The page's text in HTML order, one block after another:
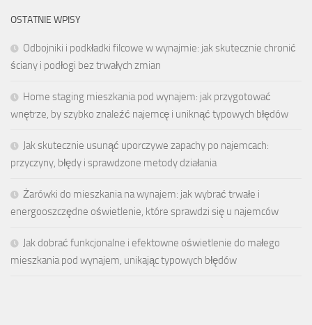
OSTATNIE WPISY
Odbojniki i podkładki filcowe w wynajmie: jak skutecznie chronić
ściany i podłogi bez trwałych zmian
Home staging mieszkania pod wynajem: jak przygotować
wnętrze, by szybko znaleźć najemcę i uniknąć typowych błędów
Jak skutecznie usunąć uporczywe zapachy po najemcach:
przyczyny, błędy i sprawdzone metody działania
Żarówki do mieszkania na wynajem: jak wybrać trwałe i
energooszczędne oświetlenie, które sprawdzi się u najemców
Jak dobrać funkcjonalne i efektowne oświetlenie do małego
mieszkania pod wynajem, unikając typowych błędów